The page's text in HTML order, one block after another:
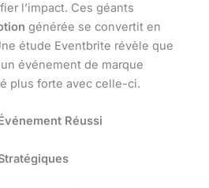
l’impact. Ces géants
générée se convertit en
étude Eventbrite révèle que
événement de marque
plus forte avec celle-ci.
Réussi